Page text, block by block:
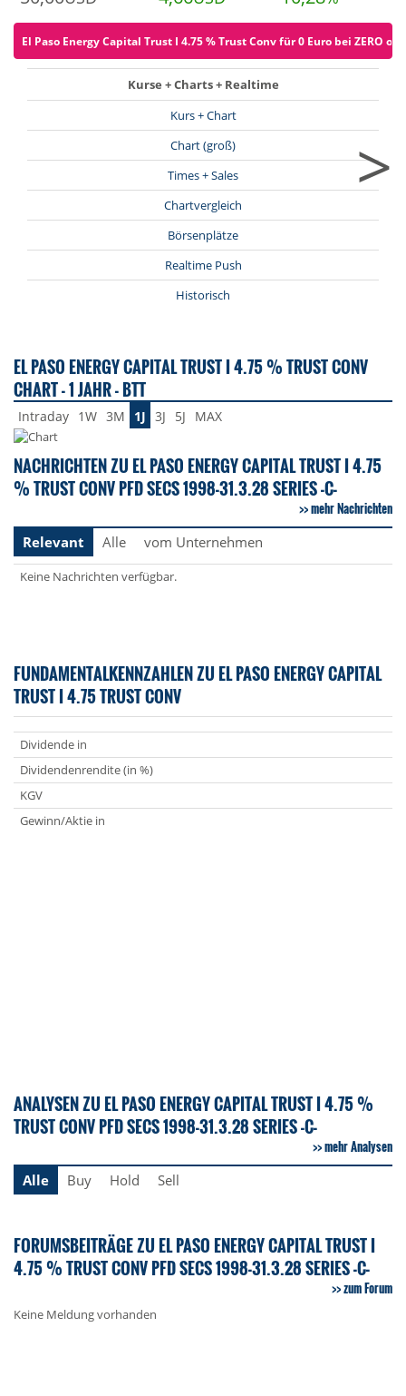
El Paso Energy Capital Trust I 4.75 % Trust Conv für 0 Euro bei ZERO
Kurse + Charts + Realtime
Kurs + Chart
Chart (groß)
Times + Sales
Chartvergleich
Börsenplätze
Realtime Push
Historisch
>
EL PASO ENERGY CAPITAL TRUST I 4.75 % TRUST CONV
CHART - 1 JAHR - BTT
Intraday 1W 3M 1J 3J 5J MAX
NACHRICHTEN ZU EL PASO ENERGY CAPITAL TRUST I 4.75
% TRUST CONV PFD SECS 1998-31.3.28 SERIES -C-
mehr Nachrichten
Relevant
Alle vom Unternehmen
Keine Nachrichten verfügbar.
FUNDAMENTALKENNZAHLEN ZU EL PASO ENERGY CAPITAL
TRUST I 4.75 TRUST CONV
Dividende in
Dividendenrendite (in %)
KGV
Gewinn/Aktie in
ANALYSEN ZU EL PASO ENERGY CAPITAL TRUST I 4.75 %
TRUST CONV PFD SECS 1998-31.3.28 SERIES -C-
mehr Analysen
Alle
Buy Hold Sell
FORUMSBEITRÄGE ZU EL PASO ENERGY CAPITAL TRUST I
4.75 % TRUST CONV PFD SECS 1998-31.3.28 SERIES -C-
zum Forum
Keine Meldung vorhanden